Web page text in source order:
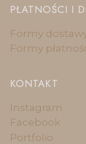
PŁATNOŚCI I
Formy
Formy
KONTAKT
Instagram
Facebook
Portfolio